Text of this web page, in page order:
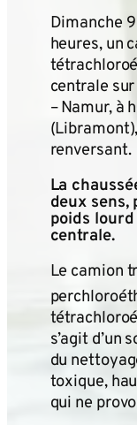
Dimanche
heures, un
centrale sur
– Namur, à
renversant.
La
deux sens,
poids
centrale.
Le camion
s’agit d’un
du
toxique,
qui ne